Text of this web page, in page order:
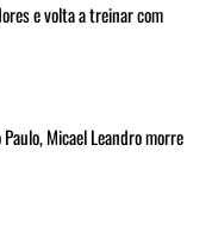
e volta a treinar com
Micael Leandro morre